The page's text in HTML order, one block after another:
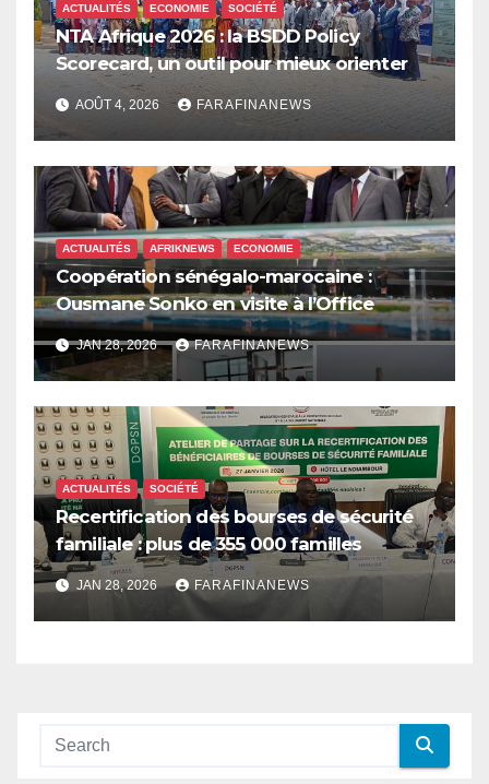
ACTUALITÉS ECONOMIE SOCIÉTÉ
NTA Afrique 2026 : la BSDD Policy
Scorecard, un outil pour mieux orienter
les dépenses publiques
AOÛT 4, 2026 FARAFINANEWS
ACTUALITÉS AFRIKNEWS ECONOMIE
Coopération sénégalo-marocaine :
Ousmane Sonko en visite à l’Office
chérifien des phosphates
JAN 28, 2026 FARAFINANEWS
ACTUALITÉS SOCIÉTÉ
Recertification des bourses de sécurité
familiale : plus de 355 000 familles
bénéficiaires pour un investissement
annuel de 52,9 milliards FCFA
JAN 28, 2026 FARAFINANEWS